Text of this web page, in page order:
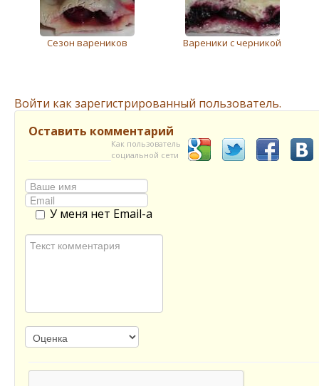
Сезон вареников Вареники с черникой
Войти как зарегистрированный пользователь.
Оставить комментарий
Как пользователь
социальной сети
У меня нет Email-а